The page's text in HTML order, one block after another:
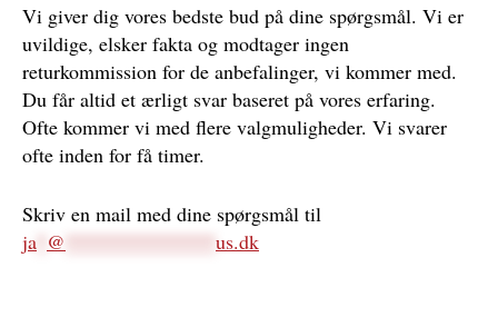
Vi giver dig vores bedste bud på dine spørgsmål. Vi er
uvildige, elsker fakta og modtager ingen
returkommission for de anbefalinger, vi kommer med.
Du får altid et ærligt svar baseret på vores erfaring.
Ofte kommer vi med flere valgmuligheder. Vi svarer
ofte inden for få timer.
Skriv en mail med dine spørgsmål til
ja @ us.dk